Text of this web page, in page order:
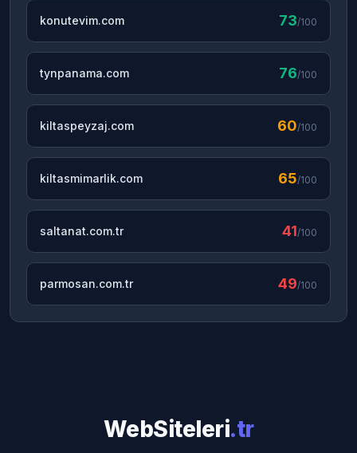
konutevim.com 73/100
tynpanama.com 76/100
kiltaspeyzaj.com 60/100
kiltasmimarlik.com 65/100
saltanat.com.tr 41/100
parmosan.com.tr 49/100
WebSiteleri.tr